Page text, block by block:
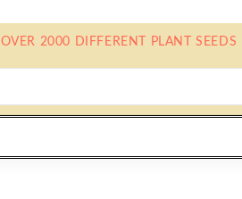
OVER 2000 DIFFERENT PLANT SEEDS